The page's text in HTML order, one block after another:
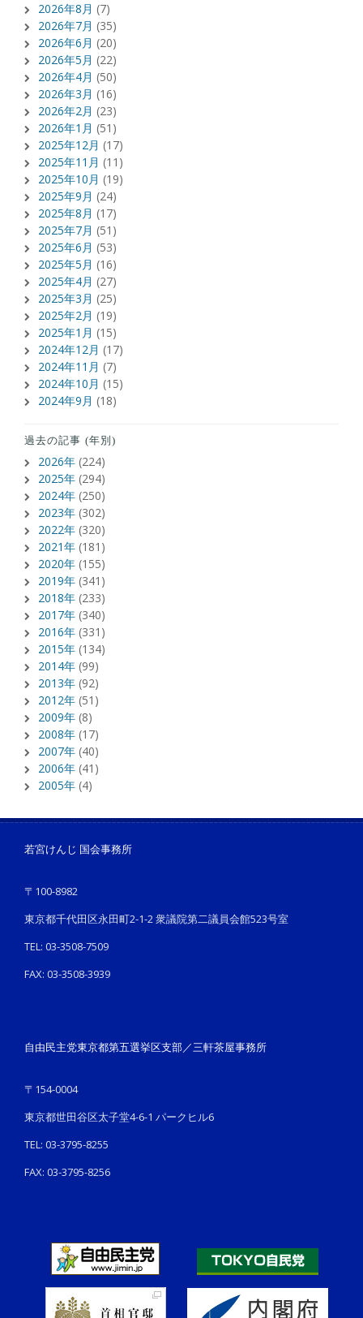
2026年8月 (7)
2026年7月 (35)
2026年6月 (20)
2026年5月 (22)
2026年4月 (50)
2026年3月 (16)
2026年2月 (23)
2026年1月 (51)
2025年12月 (17)
2025年11月 (11)
2025年10月 (19)
2025年9月 (24)
2025年8月 (17)
2025年7月 (51)
2025年6月 (53)
2025年5月 (16)
2025年4月 (27)
2025年3月 (25)
2025年2月 (19)
2025年1月 (15)
2024年12月 (17)
2024年11月 (7)
2024年10月 (15)
2024年9月 (18)
過去の記事 (年別)
2026年 (224)
2025年 (294)
2024年 (250)
2023年 (302)
2022年 (320)
2021年 (181)
2020年 (155)
2019年 (341)
2018年 (233)
2017年 (340)
2016年 (331)
2015年 (134)
2014年 (99)
2013年 (92)
2012年 (51)
2009年 (8)
2008年 (17)
2007年 (40)
2006年 (41)
2005年 (4)
若宮けんじ 国会事務所
〒100-8982
東京都千代田区永田町2-1-2 衆議院第二議員会館523号室
TEL: 03-3508-7509
FAX: 03-3508-3939
自由民主党東京都第五選挙区支部／三軒茶屋事務所
〒154-0004
東京都世田谷区太子堂4-6-1 パークヒル6
TEL: 03-3795-8255
FAX: 03-3795-8256